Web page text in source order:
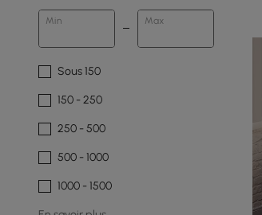
Min Max
Sous 150
150 - 250
250 - 500
500 - 1000
1000 - 1500